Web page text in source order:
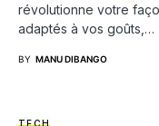
révolutionne votre
adaptés à vos goûts,…
BY MANU DIBANGO
TECH